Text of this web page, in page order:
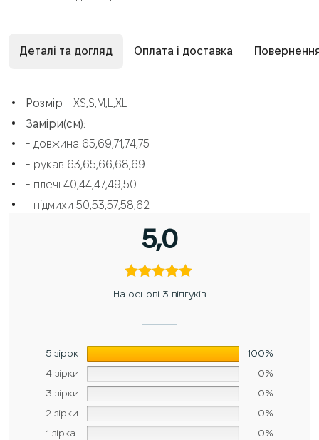
Деталі та догляд Оплата і доставка
Розмір - XS,S,M,L,XL
Заміри(см):
- довжина 65,69,71,74,75
- рукав 63,65,66,68,69
- плечі 40,44,47,49,50
- підмихи 50,53,57,58,62
5,0
На основі 3 відгуків
5 зірок 100%
4 зірки 0%
3 зірки 0%
2 зірки 0%
1 зірка 0%